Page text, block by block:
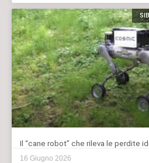
Il “cane robot” che rileva le perdite
16 Giugno 2026